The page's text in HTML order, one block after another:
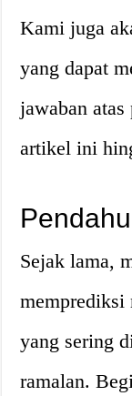
Kami juga
yang dapat
jawaban
artikel ini
Sejak lama,
memprediksi
yang sering
ramalan.